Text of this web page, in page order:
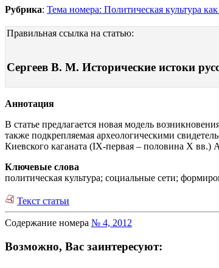
Рубрика: Тема номера: Политическая культура
Правильная ссылка на статью:
Сергеев В. М. Исторические истоки
Аннотация
В статье предлагается новая модель
также подкрепляемая археологическими
Киевского каганата (IX-первая – половина X
Ключевые слова
политическая культура; социальные сети;
Текст статьи
Содержание номера № 4, 2012
Возможно, Вас заинтересуют: